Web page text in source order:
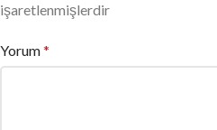
işaretlenmişlerdir
Yorum*